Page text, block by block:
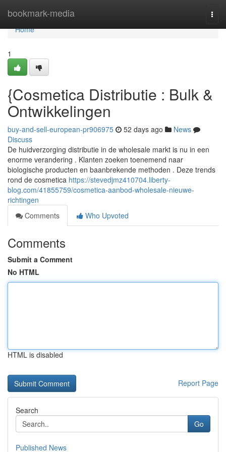
bookmark-media
Home
Home
1
{Cosmetica Distributie : Bulk &
Ontwikkelingen
buy-and-sell-european-pr906975 52 days ago
News
Discuss
De huidverzorging distributie in de wholesale markt is nu in een
enorme verandering . Klanten zoeken toenemend naar
biologische producten en baanbrekende methoden . Deze trends
rond de cosmetica https://stevedjmz410704.liberty-
blog.com/41855759/cosmetica-aanbod-wholesale-nieuwe-
richtingen
Comments
Who Upvoted
Comments
Submit a Comment
No HTML
HTML is disabled
Report Page
Search
Go
Published News